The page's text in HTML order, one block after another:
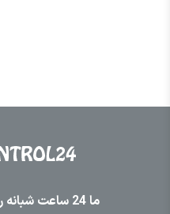
ما 24 ساعت شبانه روز در کنار شما هستیم